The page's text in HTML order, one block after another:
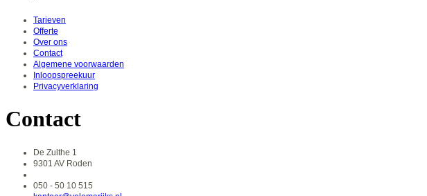
Tarieven
Offerte
Over ons
Contact
Algemene voorwaarden
Inloopspreekuur
Privacyverklaring
Contact
De Zulthe 1
9301 AV Roden
050 - 50 10 515